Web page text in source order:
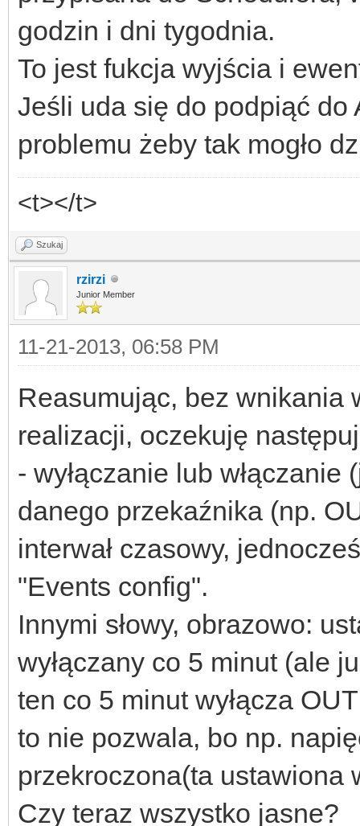
godzin i dni tygodnia.
To jest fukcja wyjścia i
Jeśli uda się do podpiąć do
problemu żeby tak mogło
<t></t>
Szukaj
rzirzi
Junior Member
11-21-2013, 06:58 PM
Reasumując, bez wnikania
realizacji, oczekuję
- wyłączanie lub
danego przekaźnika (np.
interwał czasowy,
"Events config".
Innymi słowy, obrazowo:
wyłączany co 5 minut (ale
ten co 5 minut wyłącza
to nie pozwala, bo np.
przekroczona(ta ustawiona
Czy teraz wszystko jasne?